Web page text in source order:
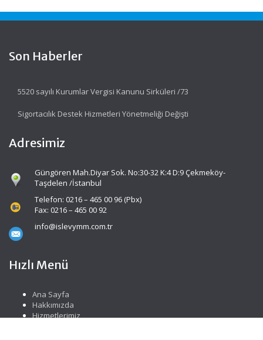
Son Haberler
5520 sayılı Kurumlar Vergisi Kanunu Sirküleri /73
Sigortacılık Destek Hizmetleri Yönetmeliği Değişti
Adresimiz
Güngören Mah.Diyar Sok. No:30-32 K:4 D:9 Çekmeköy-
Taşdelen /İstanbul
Telefon: 0216 – 465 00 96 (Pbx)
Fax: 0216 – 465 00 92
info@islevymm.com.tr
Hızlı Menü
Ana Sayfa
Hakkımızda
Hizmetlerimiz